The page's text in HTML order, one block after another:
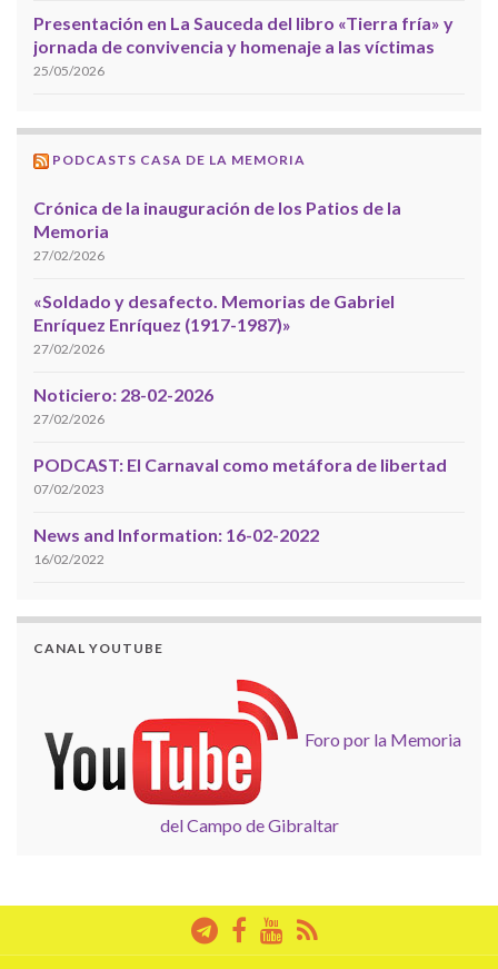
Presentación en La Sauceda del libro «Tierra fría» y
jornada de convivencia y homenaje a las víctimas
25/05/2026
PODCASTS CASA DE LA MEMORIA
Crónica de la inauguración de los Patios de la
Memoria
27/02/2026
«Soldado y desafecto. Memorias de Gabriel
Enríquez Enríquez (1917-1987)»
27/02/2026
Noticiero: 28-02-2026
27/02/2026
PODCAST: El Carnaval como metáfora de libertad
07/02/2023
News and Information: 16-02-2022
16/02/2022
CANAL YOUTUBE
Foro por la Memoria
del Campo de Gibraltar